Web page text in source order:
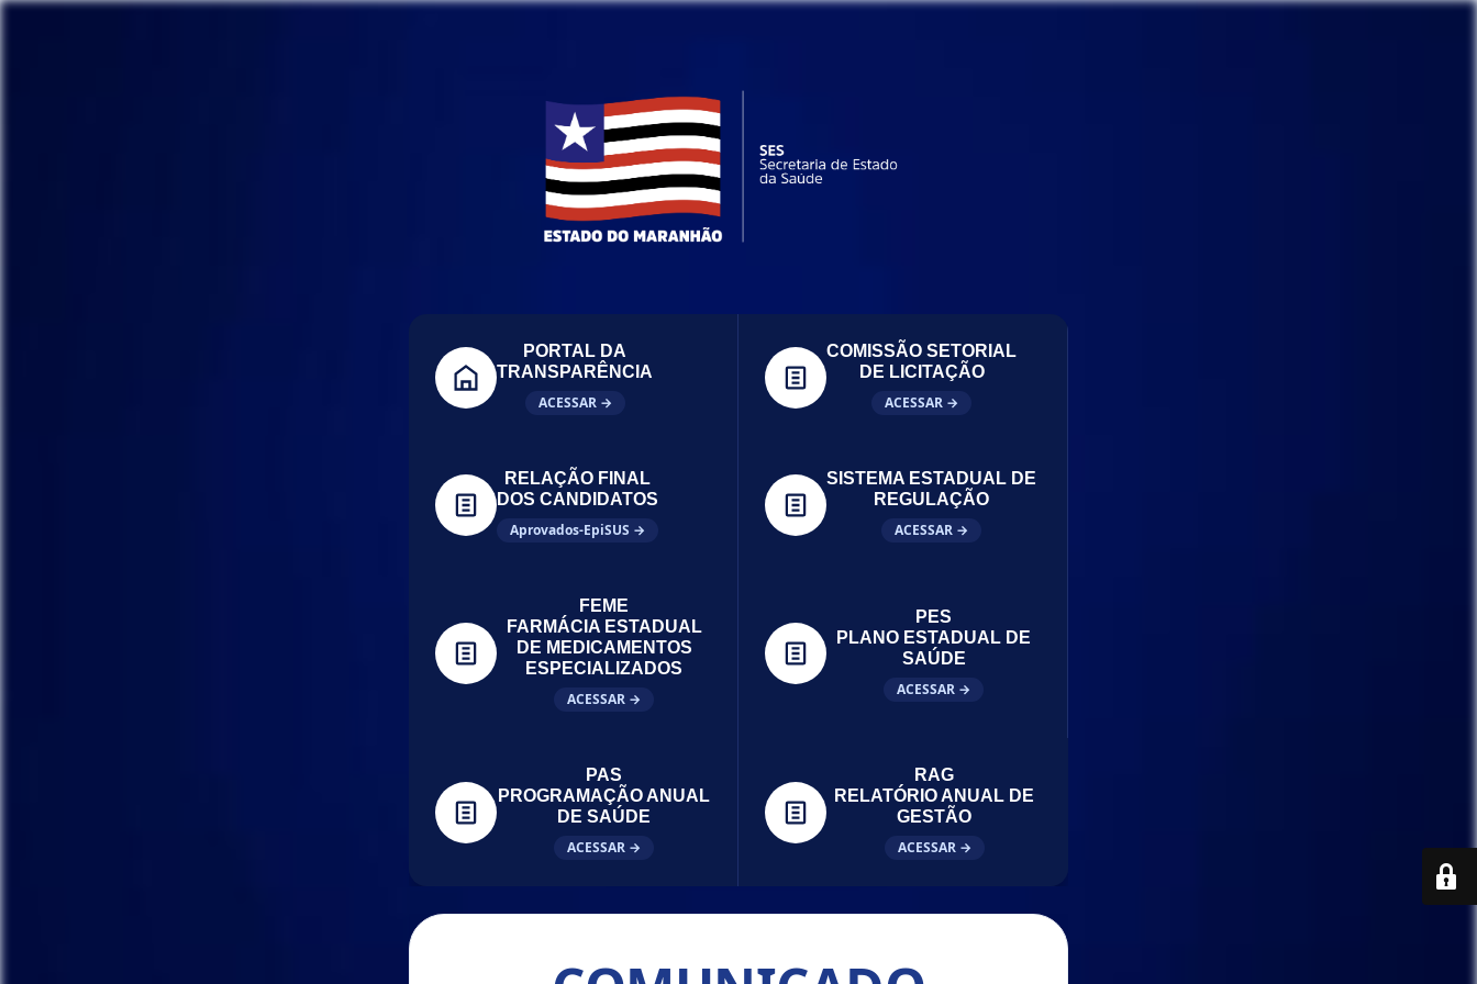
PORTAL DA
TRANSPARÊNCIA
ACESSAR →
COMISSÃO SETORIAL
DE LICITAÇÃO
ACESSAR →
RELAÇÃO FINAL
DOS CANDIDATOS
Aprovados-EpiSUS →
SISTEMA ESTADUAL DE
REGULAÇÃO
ACESSAR →
FEME
FARMÁCIA ESTADUAL
DE MEDICAMENTOS
ESPECIALIZADOS
ACESSAR →
PES
PLANO ESTADUAL DE
SAÚDE
ACESSAR →
PAS
PROGRAMAÇÃO ANUAL
DE SAÚDE
ACESSAR →
RAG
RELATÓRIO ANUAL DE
GESTÃO
ACESSAR →